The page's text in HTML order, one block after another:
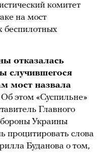
комитет
на мост
беспилотных
отказалась
случившегося
мост назвала
Об этом «Суспильне»
Главного
Украины
слова
Буданова о том,